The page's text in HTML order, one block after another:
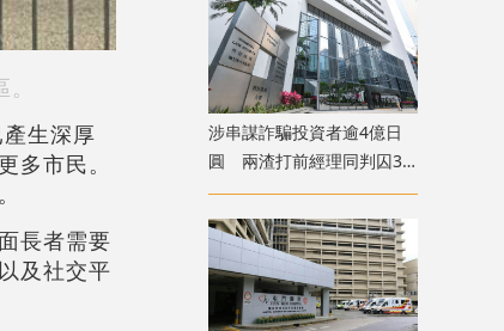
生深厚
多市民。
長者需要
及社交平
涉串謀詐騙投資者逾4億日
圓 兩渣打前經理同判囚3
年